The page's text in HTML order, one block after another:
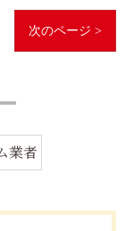
次のページ >
業者